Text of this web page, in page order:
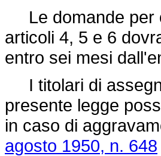
Le domande per
articoli 4, 5 e 6
entro sei mesi
I titolari di
presente legge
in caso di
agosto 1950, n. 648